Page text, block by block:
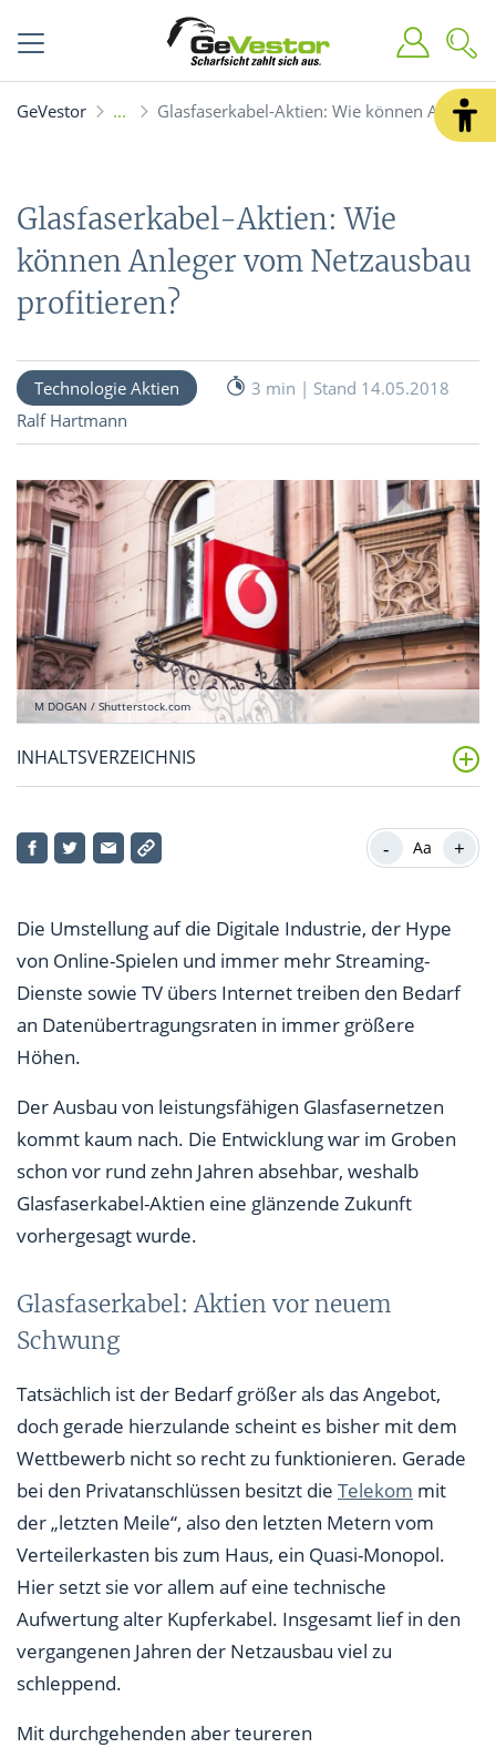
GeVestor Glasfaserkabel-Aktien: Wie können
Glasfaserkabel-Aktien: Wie
können Anleger vom Netzausbau
profitieren?
Technologie Aktien
3 min | Stand 14.05.2018
Ralf Hartmann
M DOGAN / Shutterstock.com
INHALTSVERZEICHNIS
Fonds zur Milliarden-Finanzierung - Aa +
Die Umstellung auf die Digitale Industrie, der Hype
von Online-Spielen und immer mehr Streaming-
Dienste sowie TV übers Internet treiben den Bedarf
an Datenübertragungsraten in immer größere
Höhen.
Der Ausbau von leistungsfähigen Glasfasernetzen
kommt kaum nach. Die Entwicklung war im Groben
schon vor rund zehn Jahren absehbar, weshalb
Glasfaserkabel-Aktien eine glänzende Zukunft
vorhergesagt wurde.
Glasfaserkabel: Aktien vor neuem
Schwung
Tatsächlich ist der Bedarf größer als das Angebot,
doch gerade hierzulande scheint es bisher mit dem
Wettbewerb nicht so recht zu funktionieren. Gerade
bei den Privatanschlüssen besitzt die Telekom mit
der „letzten Meile“, also den letzten Metern vom
Verteilerkasten bis zum Haus, ein Quasi-Monopol.
Hier setzt sie vor allem auf eine technische
Aufwertung alter Kupferkabel. Insgesamt lief in den
vergangenen Jahren der Netzausbau viel zu
schleppend.
Mit durchgehenden aber teureren